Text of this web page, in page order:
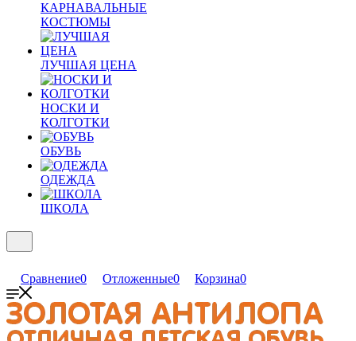
КАРНАВАЛЬНЫЕ
КОСТЮМЫ
ЛУЧШАЯ ЦЕНА
НОСКИ И
КОЛГОТКИ
ОБУВЬ
ОДЕЖДА
ШКОЛА
Сравнение0 Отложенные0 Корзина0